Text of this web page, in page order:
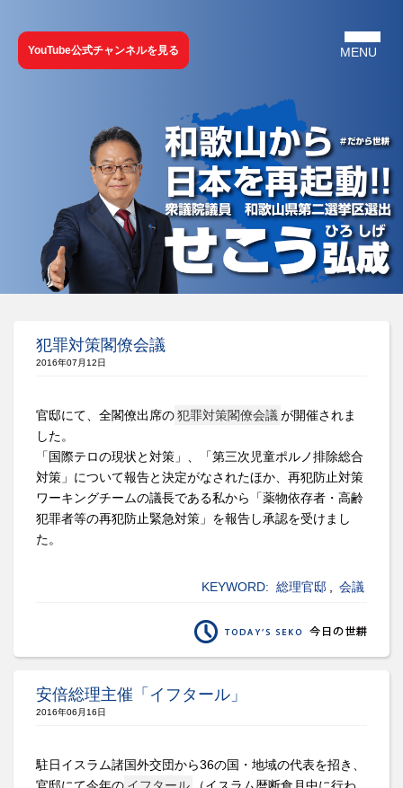
YouTube公式チャンネルを見る
犯罪対策閣僚会議
2016年07月12日
官邸にて、全閣僚出席の犯罪対策閣僚会議 が開催されま
した。
「国際テロの現状と対策」、「第三次児童ポルノ排除総合
対策」について報告と決定がなされたほか、再犯防止対策
ワーキングチームの議長である私から「薬物依存者・高齢
犯罪者等の再犯防止緊急対策」を報告し承認を受けまし
た。
KEYWORD: 総理官邸 会議
安倍総理主催「イフタール」
2016年06月16日
駐日イスラム諸国外交団から36の国・地域の代表を招き、
官邸にて今年の イフタール
（イスラム暦断食月中に行わ